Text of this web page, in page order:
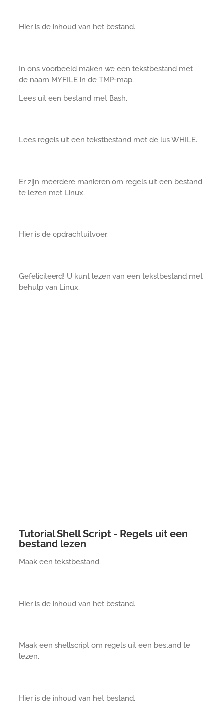
Hier is de inhoud van het bestand.
In ons voorbeeld maken we een tekstbestand met
de naam MYFILE in de TMP-map.
Lees uit een bestand met Bash.
Lees regels uit een tekstbestand met de lus WHILE.
Er zijn meerdere manieren om regels uit een bestand
te lezen met Linux.
Hier is de opdrachtuitvoer.
Gefeliciteerd! U kunt lezen van een tekstbestand met
behulp van Linux.
Tutorial Shell Script - Regels uit een
bestand lezen
Maak een tekstbestand.
Hier is de inhoud van het bestand.
Maak een shellscript om regels uit een bestand te
lezen.
Hier is de inhoud van het bestand.